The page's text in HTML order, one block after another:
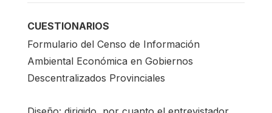
CUESTIONARIOS
Formulario del Censo de Información
Ambiental Económica en Gobiernos
Descentralizados Provinciales